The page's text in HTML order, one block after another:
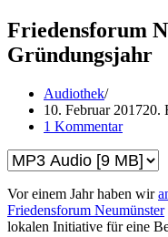
Friedensforum
Gründungsjahr
Audiothek
10. Februar 201720.
1 Kommentar
Vor einem Jahr haben wir
Friedensforum Neumünster
lokalen Initiative für eine